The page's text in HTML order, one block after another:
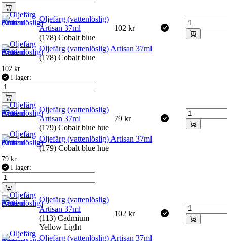
Oljefärg (vattenlöslig)
Artisan 37ml
(178) Cobalt blue
102 kr
Oljefärg (vattenlöslig) Artisan 37ml
(178) Cobalt blue
102 kr
I lager:
Oljefärg (vattenlöslig)
Artisan 37ml
(179) Cobalt blue hue
79 kr
Oljefärg (vattenlöslig) Artisan 37ml
(179) Cobalt blue hue
79 kr
I lager:
Oljefärg (vattenlöslig)
Artisan 37ml
(113) Cadmium
Yellow Light
102 kr
Oljefärg (vattenlöslig) Artisan 37ml